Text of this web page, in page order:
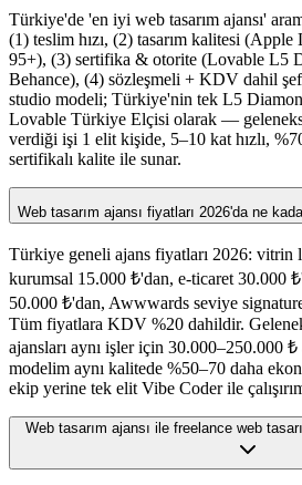
Türkiye'de 'en iyi web tasarım ajansı'
(1) teslim hızı, (2) tasarım kalitesi
95+), (3) sertifika & otorite (Lovable L5
Behance), (4) sözleşmeli + KDV dahil
studio modeli; Türkiye'nin tek L5
Lovable Türkiye Elçisi olarak —
verdiği işi 1 elit kişide, 5–10 kat hızlı,
sertifikalı kalite ile sunar.
Web tasarım ajansı fiyatları 2026'da ne
Türkiye geneli ajans fiyatları 2026: vitrin
kurumsal 15.000 ₺'dan, e-ticaret 30.000
50.000 ₺'dan, Awwwards seviye
Tüm fiyatlara KDV %20 dahildir.
ajansları aynı işler için 30.000–250.000 ₺
modelim aynı kalitede %50–70 daha
ekip yerine tek elit Vibe Coder ile
Web tasarım ajansı ile freelance web